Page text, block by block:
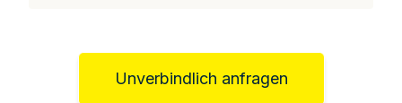
Unverbindlich anfragen